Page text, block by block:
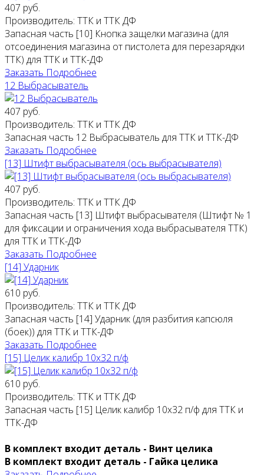
407 руб.
Производитель: ТТК и ТТК ДФ
Запасная часть [10] Кнопка защелки магазина (для
отсоединения магазина от пистолета для перезарядки
ТТК) для ТТК и ТТК-ДФ
Заказать Подробнее
12 Выбрасыватель
407 руб.
Производитель: ТТК и ТТК ДФ
Запасная часть 12 Выбрасыватель для ТТК и ТТК-ДФ
Заказать Подробнее
[13] Штифт выбрасывателя (ось выбрасывателя)
407 руб.
Производитель: ТТК и ТТК ДФ
Запасная часть [13] Штифт выбрасывателя (Штифт № 1
для фиксации и ограничения хода выбрасывателя ТТК)
для ТТК и ТТК-ДФ
Заказать Подробнее
[14] Ударник
610 руб.
Производитель: ТТК и ТТК ДФ
Запасная часть [14] Ударник (для разбития капсюля
(боек)) для ТТК и ТТК-ДФ
Заказать Подробнее
[15] Целик калибр 10х32 п/ф
610 руб.
Производитель: ТТК и ТТК ДФ
Запасная часть [15] Целик калибр 10х32 п/ф для ТТК и
ТТК-ДФ
В комплект входит деталь - Винт целика
В комплект входит деталь - Гайка целика